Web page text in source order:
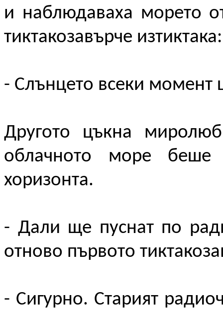
и наблюдаваха морето
тиктакозавърче изтиктака:
- Слънцето всеки момент
Другото цъкна
облачното море беше
хоризонта.
- Дали ще пуснат по
отново първото
- Сигурно. Старият